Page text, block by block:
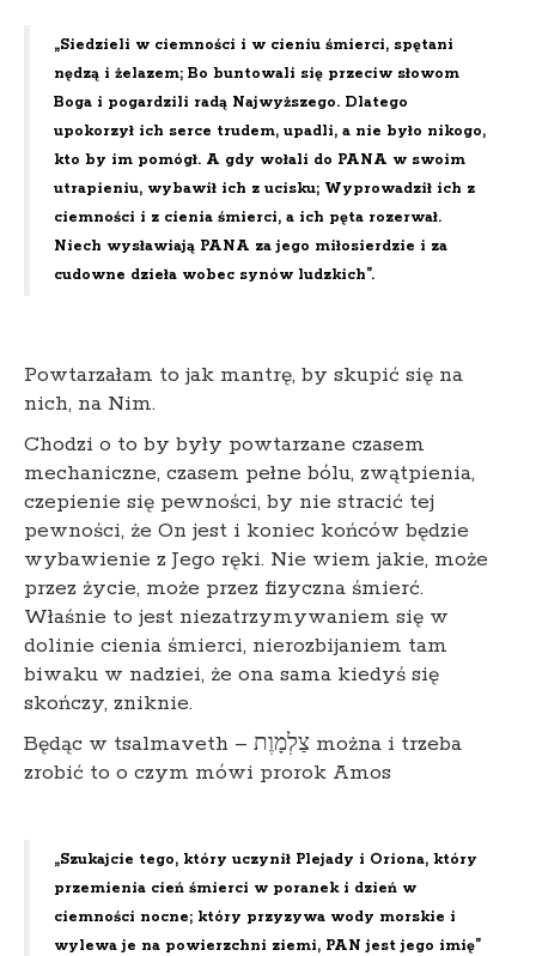
„Siedzieli w ciemności i w cieniu śmierci, spętani
nędzą i żelazem; Bo buntowali się przeciw słowom
Boga i pogardzili radą Najwyższego. Dlatego
upokorzył ich serce trudem, upadli, a nie było nikogo,
kto by im pomógł. A gdy wołali do PANA w swoim
utrapieniu, wybawił ich z ucisku; Wyprowadził ich z
ciemności i z cienia śmierci, a ich pęta rozerwał.
Niech wysławiają PANA za jego miłosierdzie i za
cudowne dzieła wobec synów ludzkich”.
Powtarzałam to jak mantrę, by skupić się na
nich, na Nim.
Chodzi o to by były powtarzane czasem
mechaniczne, czasem pełne bólu, zwątpienia,
czepienie się pewności, by nie stracić tej
pewności, że On jest i koniec końców będzie
wybawienie z Jego ręki. Nie wiem jakie, może
przez życie, może przez fizyczna śmierć.
Właśnie to jest niezatrzymywaniem się w
dolinie cienia śmierci, nierozbijaniem tam
biwaku w nadziei, że ona sama kiedyś się
skończy, zniknie.
Będąc w tsalmaveth – צַלְמָוֶת można i trzeba
zrobić to o czym mówi prorok Amos
„Szukajcie tego, który uczynił Plejady i Oriona, który
przemienia cień śmierci w poranek i dzień w
ciemności nocne; który przyzywa wody morskie i
wylewa je na powierzchni ziemi, PAN jest jego imię”